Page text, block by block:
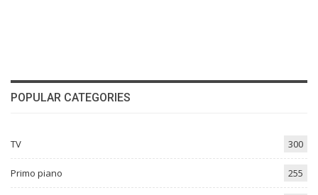
POPULAR CATEGORIES
TV 300
Primo piano 255